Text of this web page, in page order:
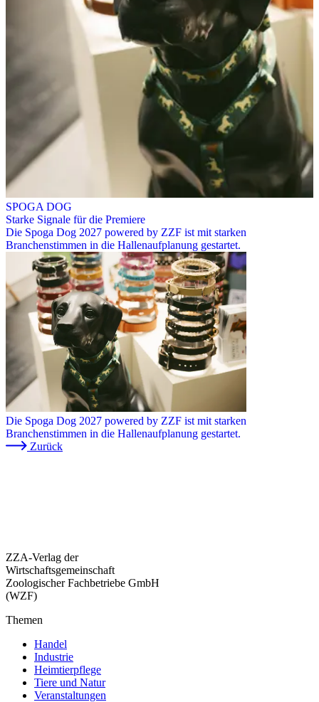
SPOGA DOG
Starke Signale für die Premiere
Die Spoga Dog 2027 powered by ZZF ist mit starken
Branchenstimmen in die Hallenaufplanung gestartet.
Die Spoga Dog 2027 powered by ZZF ist mit starken
Branchenstimmen in die Hallenaufplanung gestartet.
Zurück
ZZA-Verlag der
Wirtschaftsgemeinschaft
Zoologischer Fachbetriebe GmbH
(WZF)
Themen
Handel
Industrie
Heimtierpflege
Tiere und Natur
Veranstaltungen